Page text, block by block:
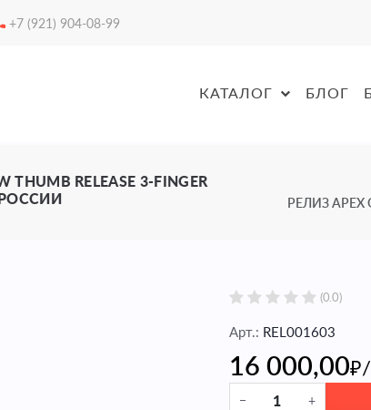
+7 (921) 904-08-99
КАТАЛОГ БЛОГ
THUMB RELEASE 3-FINGER
РОССИИ
РЕЛИЗ APEX
(0.0)
Арт.: REL001603
16 000,00₽/
− +